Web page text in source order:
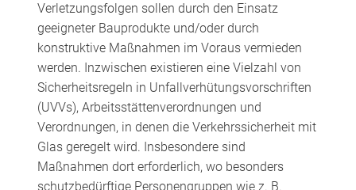
Verletzungsfolgen sollen durch den Einsatz
geeigneter Bauprodukte und/oder durch
konstruktive Maßnahmen im Voraus vermieden
werden. Inzwischen existieren eine Vielzahl von
Sicherheitsregeln in Unfallverhütungsvorschriften
(UVVs), Arbeitsstättenverordnungen und
Verordnungen, in denen die Verkehrssicherheit mit
Glas geregelt wird. Insbesondere sind
Maßnahmen dort erforderlich, wo besonders
schutzbedürftige Personengruppen wie z. B.